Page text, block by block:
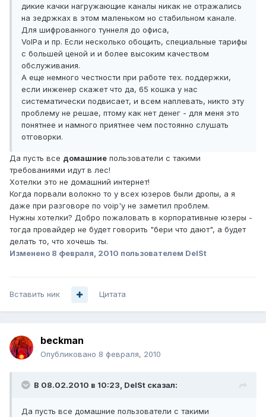
дикие качки нагружающие каналы никак не отражались
на зедржках в этом маленьком но стабильном канале.
Для шифрованного туннеля до офиса,
VoIPа и пр. Если несколько обощить, специальные тарифы
с большей ценой и и более высоким качеством
обслуживания.
А еще немного честности при работе тех. поддержки,
если инженер скажет что да, 65 кошка у нас
систематически подвисает, и всем наплевать, никто эту
проблему не решае, птому как нет денег - для меня это
понятнее и намного приятнее чем постоянно слушать
отговорки.
Да пусть все домашние пользователи с такими
требованиями идут в лес!
Хотелки это не домашний интернет!
Когда порвали волокно то у всех юзеров были дропы, а я
даже при разговоре по voip'у не заметил проблем.
Нужны хотелки? Добро пожаловать в корпоративные юзеры -
тогда провайдер не будет говорить "бери что дают", а будет
делать то, что хочешь ты.
Изменено 8 февраля, 2010 пользователем DelSt
Вставить ник Цитата
beckman
Опубликовано 8 февраля, 2010
В 08.02.2010 в 10:23, DelSt сказал:
Да пусть все домашние пользователи с такими